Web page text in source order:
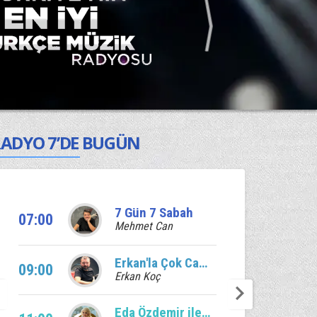
7’DE BUGÜN
07:00 7 Gün 7 Sabah
Mehmet Can
09:00 Erkan'la Çok Canlı
Erkan Koç
Eda Özdemir ile Edalı Saatler